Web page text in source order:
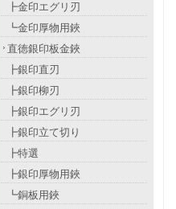
┣金印エグリ刃
┗金印厚物用鋏
直徳銀印板金鋏
┣銀印直刃
┣銀印柳刃
┣銀印エグリ刃
┣銀印立て切り
┣特選
┣銀印厚物用鋏
┗銅板用鋏